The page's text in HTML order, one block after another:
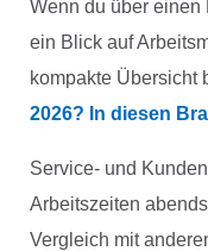
Wenn du über einen
ein Blick auf
kompakte Übersicht
2026? In diesen
Service- und
Arbeitszeiten
Vergleich mit